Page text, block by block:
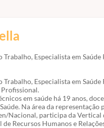
Trabalho, Especialista em
Trabalho, Especialista em
em saúde há 19 anos,
Na área da
Nacional, participa da
Recursos Humanos e